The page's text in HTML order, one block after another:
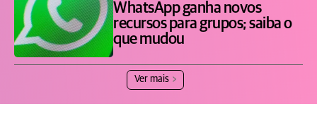
WhatsApp ganha novos
recursos para grupos; saiba o
que mudou
Ver mais